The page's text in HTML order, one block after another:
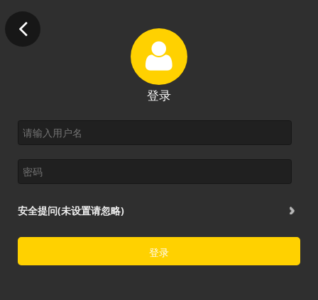
登录
安全提问(未设置请忽略)
登录